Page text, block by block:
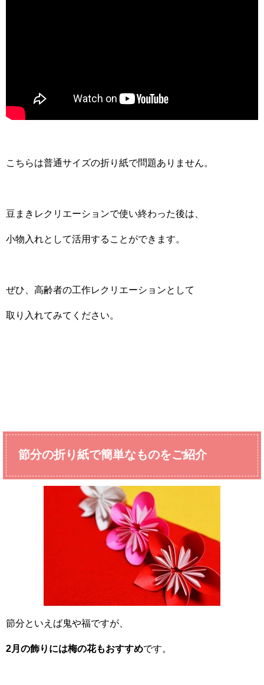
こちらは普通サイズの折り紙で問題ありません。
豆まきレクリエーションで使い終わった後は、
小物入れとして活用することができます。
ぜひ、高齢者の工作レクリエーションとして
取り入れてみてください。
節分の折り紙で簡単なものをご紹介
節分といえば鬼や福ですが、
2月の飾りには梅の花もおすすめです。